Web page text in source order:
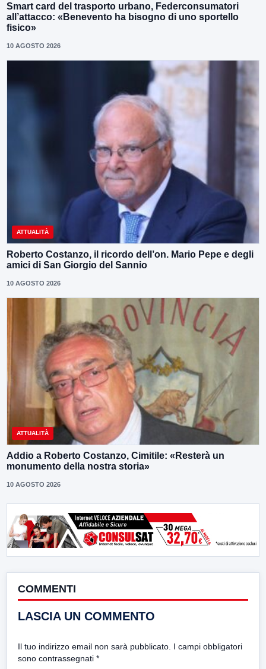
Smart card del trasporto urbano, Federconsumatori
all’attacco: «Benevento ha bisogno di uno sportello
fisico»
10 AGOSTO 2026
ATTUALITÀ
Roberto Costanzo, il ricordo dell’on. Mario Pepe e degli
amici di San Giorgio del Sannio
10 AGOSTO 2026
ATTUALITÀ
Addio a Roberto Costanzo, Cimitile: «Resterà un
monumento della nostra storia»
10 AGOSTO 2026
COMMENTI
LASCIA UN COMMENTO
Il tuo indirizzo email non sarà pubblicato. I campi obbligatori
sono contrassegnati *